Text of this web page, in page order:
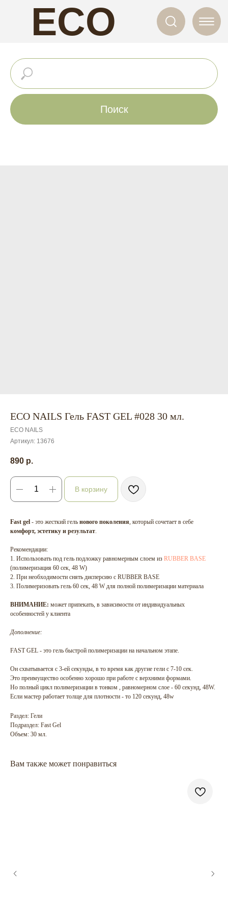
ECO
NAILS
Поиск
ECO NAILS Гель FAST GEL #028 30 мл.
ECO NAILS
Артикул: 13676
890 р.
В корзину
Fast gel - это жесткий гель нового поколения, который сочетает в себе
комфорт, эстетику и результат.
Рекомендации:
1. Использовать под гель подложку равномерным слоем из RUBBER BASE
(полимеризация 60 сек, 48 W)
2. При необходимости снять дисперсию с RUBBER BASE
3. Полимеризовать гель 60 сек, 48 W для полной полимеризации материала
ВНИМАНИЕ: может припекать, в зависимости от индивидуальных
особенностей у клиента
Дополнение:
FAST GEL - это гель быстрой полимеризации на начальном этапе.
Он схватывается с 3-ей секунды, в то время как другие гели с 7-10 сек.
Это преимущество особенно хорошо при работе с верхними формами.
Но полный цикл полимеризации в тонком , равномерном слое - 60 секунд, 48W.
Если мастер работает толще для плотности - то 120 секунд, 48w
Раздел: Гели
Подраздел: Fast Gel
Объем: 30 мл.
Вам также может понравиться
ГЛАВНАЯ